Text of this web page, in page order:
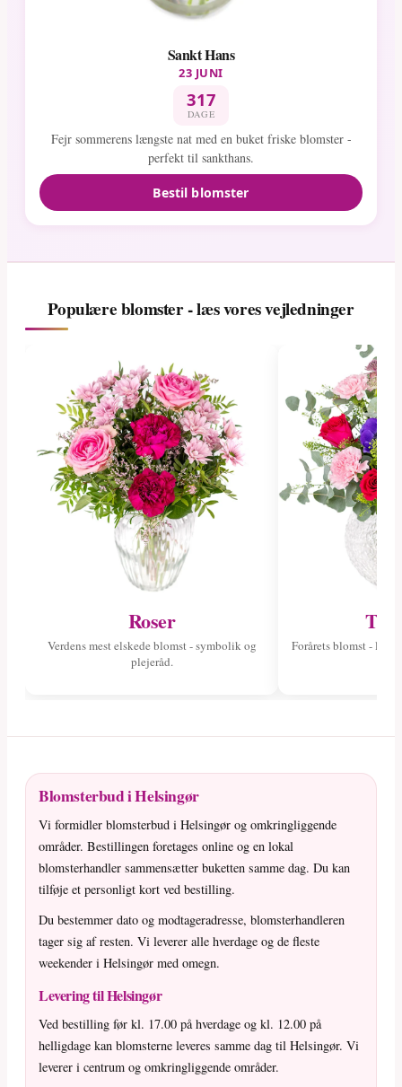
Sankt Hans
23 JUNI
317
DAGE
Fejr sommerens længste nat med en buket friske blomster -
perfekt til sankthans.
Bestil blomster
Populære blomster - læs vores vejledninger
Roser
Verdens mest elskede blomst - symbolik og
plejeråd.
Forårets blomst - læs
Blomsterbud i Helsingør
Vi formidler blomsterbud i Helsingør og omkringliggende
områder. Bestillingen foretages online og en lokal
blomsterhandler sammensætter buketten samme dag. Du kan
tilføje et personligt kort ved bestilling.
Du bestemmer dato og modtageradresse, blomsterhandleren
tager sig af resten. Vi leverer alle hverdage og de fleste
weekender i Helsingør med omegn.
Levering til Helsingør
Ved bestilling før kl. 17.00 på hverdage og kl. 12.00 på
helligdage kan blomsterne leveres samme dag til Helsingør. Vi
leverer i centrum og omkringliggende områder.